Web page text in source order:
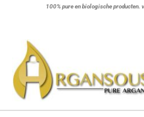
100% pure en biologische producten.